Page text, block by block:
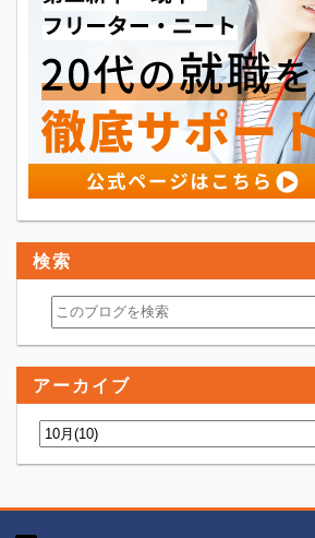
検索
アーカイブ